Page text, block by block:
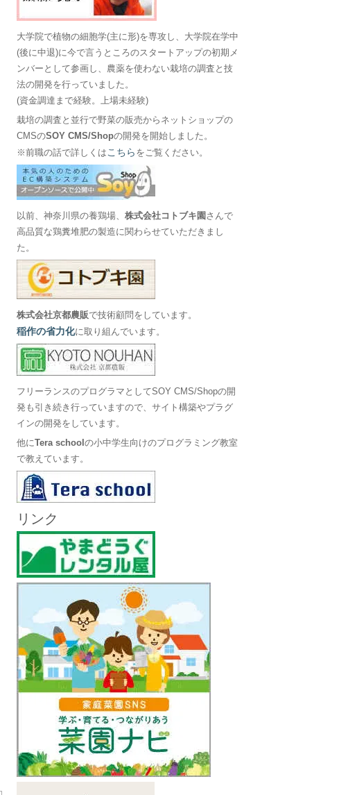
大学院で植物の細胞学(主に形)を専攻し、大学院在学中
(後に中退)に今で言うところのスタートアップの初期メ
ンバーとして参画し、農薬を使わない栽培の調査と技
法の開発を行っていました。
(資金調達まで経験。上場未経験)
栽培の調査と並行で野菜の販売からネットショップの
CMSのSOY CMS/Shopの開発を開始しました。
※前職の話で詳しくは こちら をご覧ください。
以前、神奈川県の養鶏場、株式会社コトブキ園 さんで
高品質な鶏糞堆肥の製造に関わらせていただきまし
た。
株式会社京都農販で技術顧問をしています。
稲作の省力化に取り組んでいます。
フリーランスのプログラマとしてSOY CMS/Shopの開
発も引き続き行っていますので、サイト構築やプラグ
インの開発をしています。
他にTera schoolの小中学生向けのプログラミング教室
で教えています。
リンク